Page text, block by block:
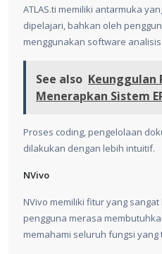
ATLAS.ti memiliki antarmuka
dipelajari, bahkan oleh
menggunakan software
See also Keunggulan
Menerapkan Sistem
Proses coding, pengelolaan
dilakukan dengan lebih intuitif.
NVivo
NVivo memiliki fitur yang
pengguna merasa
memahami seluruh fungsi yang